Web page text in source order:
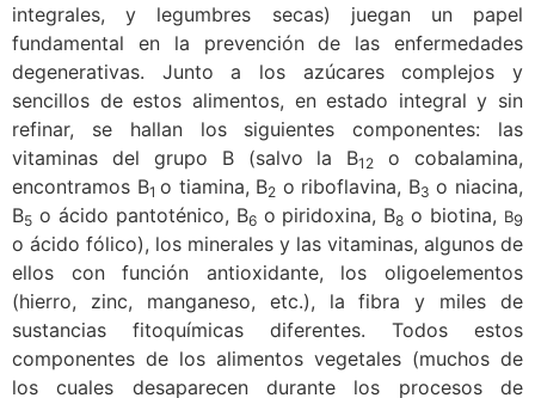
integrales, y legumbres secas) juegan un papel
fundamental en la prevención de las enfermedades
degenerativas. Junto a los azúcares complejos y
sencillos de estos alimentos, en estado integral y sin
refinar, se hallan los siguientes componentes: las
vitaminas del grupo B (salvo la B12
o cobalamina,
encontramos B1o tiamina, B2 o riboflavina, B3 o niacina,
B5 o ácido pantoténico, B6o piridoxina, B8 o biotina, B9
o ácido fólico), los minerales y las vitaminas, algunos de
ellos con función antioxidante, los oligoelementos
(hierro, zinc, manganeso, etc.), la fibra y miles de
sustancias fitoquímicas diferentes. Todos estos
componentes de los alimentos vegetales (muchos de
los cuales desaparecen durante los procesos de